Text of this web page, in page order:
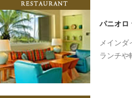
パニオロ
メインダ
ランチや